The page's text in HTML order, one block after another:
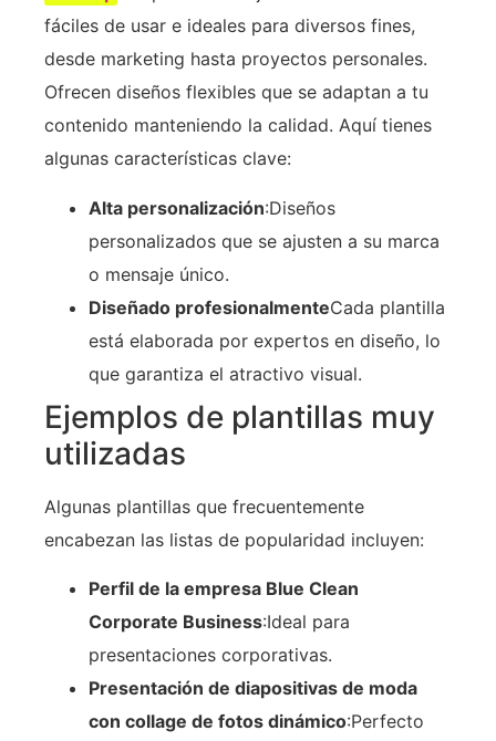
fáciles de usar e ideales para diversos fines,
desde marketing hasta proyectos personales.
Ofrecen diseños flexibles que se adaptan a tu
contenido manteniendo la calidad. Aquí tienes
algunas características clave:
Alta personalización:Diseños
personalizados que se ajusten a su marca
o mensaje único.
Diseñado profesionalmenteCada plantilla
está elaborada por expertos en diseño, lo
que garantiza el atractivo visual.
Ejemplos de plantillas muy
utilizadas
Algunas plantillas que frecuentemente
encabezan las listas de popularidad incluyen:
Perfil de la empresa Blue Clean
Corporate Business:Ideal para
presentaciones corporativas.
Presentación de diapositivas de moda
con collage de fotos dinámico:Perfecto